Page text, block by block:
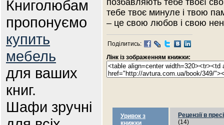
Книголюбам
пропонуємо
купить
мебель
для ваших
книг.
Шафи зручні
позбавляють тебе твоєї
тебе твоє минуле і твою
– це свою любов і свою
Поділитись:
Лінк із зображенням книжки:
Уривок з
книжки
Рецензії в пресі
(14)